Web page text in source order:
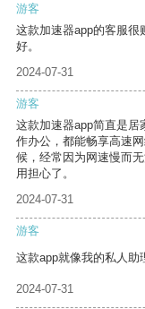
游客
这款加速器app的客服很
好。
2024-07-31
游客
这款加速器app简直是居
作办公，都能畅享高速
候，经常因为网速慢而
用担心了。
2024-07-31
游客
这款app就像我的私人助
2024-07-31